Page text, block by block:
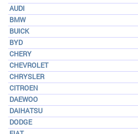
AUDI
BMW
BUICK
BYD
CHERY
CHEVROLET
CHRYSLER
CITROEN
DAEWOO
DAIHATSU
DODGE